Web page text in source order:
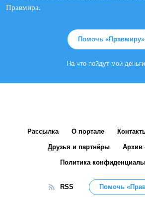
Правмира.
Помочь «Правмиру»
На что пойдут мои деньги
Рассылка О портале
Друзья и партнёры Архив
Политика
RSS Помочь